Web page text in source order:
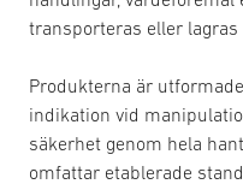
transporteras eller
Produkterna är
indikation vid
säkerhet genom hela
omfattar etablerade